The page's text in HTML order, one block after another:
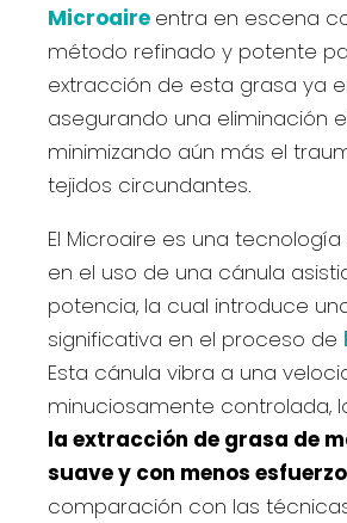
Microaire entra en escena
método refinado y potente
extracción de esta grasa ya
asegurando una eliminación
minimizando aún más el
tejidos circundantes.
El Microaire es una
en el uso de una cánula
potencia, la cual introduce
significativa en el proceso de
Esta cánula vibra a una
minuciosamente controlada,
la extracción de grasa de
suave y con menos
comparación con las